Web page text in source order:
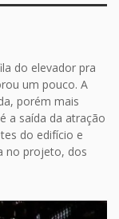
do elevador pra
um pouco. A
porém mais
a saída da atração
do edifício e
no projeto, dos